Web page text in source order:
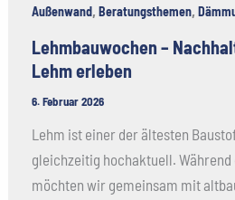
Außenwand, Beratungsthemen,
Lehmbauwochen –
Lehm erleben
6. Februar 2026
Lehm ist einer der ältesten
gleichzeitig hochaktuell.
möchten wir gemeinsam mit